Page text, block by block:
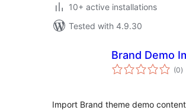
10+ active installations
Tested with 4.9.30
Brand Demo
(0)
Import Brand theme demo